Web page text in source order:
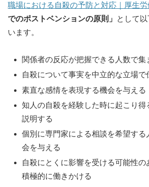
職場における自殺の予防と対応｜厚生
でのポストベンションの原則」
として
います。
関係者の反応が把握できる人数で集
自殺について事実を中立的な立場で
素直な感情を表現する機会を与える
知人の自殺を経験した時に起こり得
説明する
個別に専門家による相談を希望する
会を与える
自殺にとくに影響を受ける可能性の
積極的に働きかける